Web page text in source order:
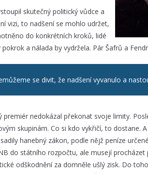
skutečný politický vůdce a
vizi, to nadšení se mohlo udržet,
do konkrétních kroků, lidé
pokrok a nálada by vydržela. Pár Šafrů a
se divit, že nadšení vyvanulo a
premiér nedokázal překonat svoje limity.
skupinám. Co si kdo vykřičí, to dostane.
hanebný zákon, podle nějž peníze
do státního rozpočtu, ale musejí
odškodnění za domněle ušlý zisk. Do